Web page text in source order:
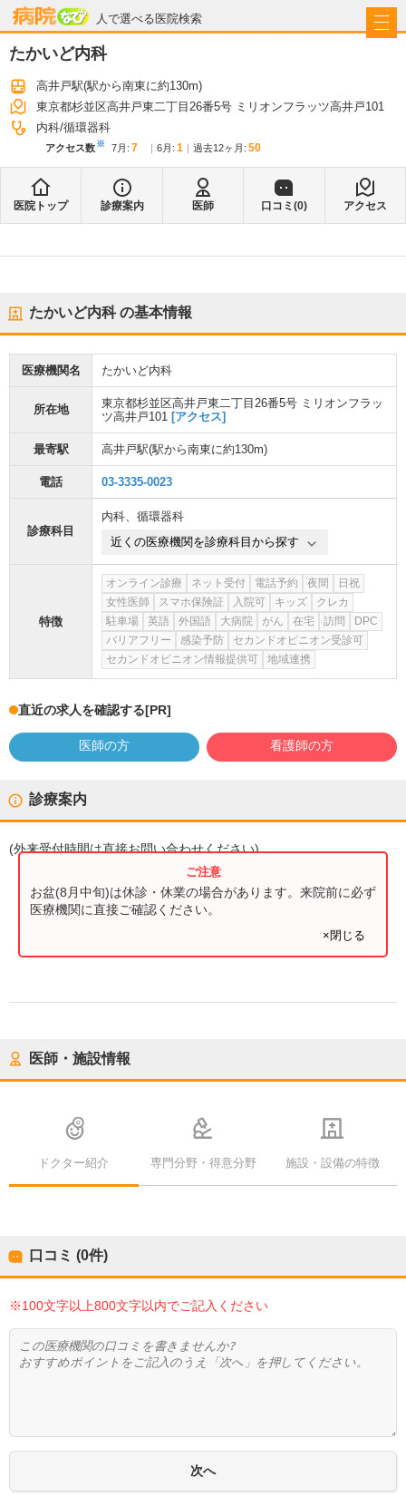
人で選べる医院検索
病院なび
たかいど内科
高井戸駅(駅から南東に約130m)
東京都杉並区高井戸東二丁目26番5号 ミリオンフラッツ高井戸101
内科 循環器科
アクセス数※ 7月 : 7 6月 : 1 過去12ヶ月: 50
医院トップ 診療案内 医師 口コミ(0) アクセス
たかいど内科の基本情報
医療機関名 たかいど内科
所在地
東京都杉並区高井戸東二丁目26番5号 ミリオンフラッ
ツ高井戸101 [アクセス]
最寄駅 高井戸駅(駅から南東に約130m)
電話 03-3335-0023
診療科目
内科、 循環器科
近くの医療機関を診療科目から探す
特徴
オンライン診療 ネット受付 電話予約 夜間
日祝
女性医師
スマホ保険証 入院可 キッズ
クレカ
駐車場
英語 外国語 大病院 がん 在宅 訪問
DPC
バリアフリー
感染予防
セカンドオピニオン受診可
セカンドオピニオン情報提供可
地域連携
直近の求人を確認する[PR]
医師の方 看護師の方
診療案内
(外来受付時間は直接お問い合わせください)
お盆(8月中旬)は休診・休業の場合があります。来院前に必ず
医療機関に直接ご確認ください。
×閉じる
医師・施設情報
ドクター紹介 専門分野・得意分野 施設・設備の特徴
口コミ (0件)
※100文字以上800文字以内でご記入ください